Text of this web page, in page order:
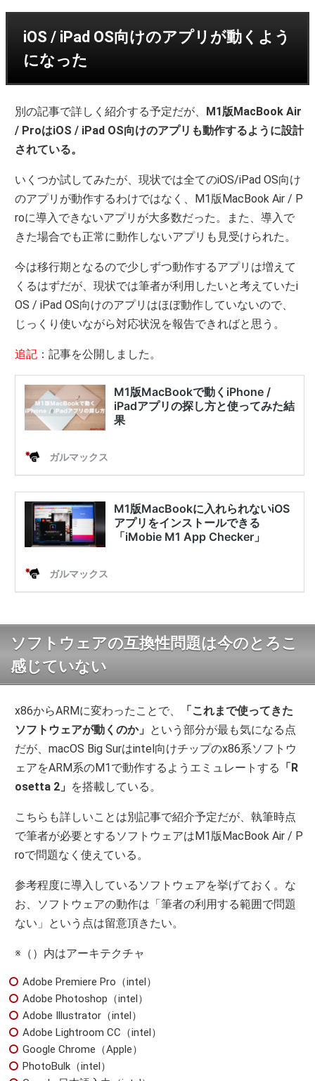
iOS / iPad OS向けのアプリが動くよう
になった
別の記事で詳しく紹介する予定だが、
M1版MacBook Air
/ ProはiOS / iPad OS向けのアプリも動作するように設計
されている。
いくつか試してみたが、現状では全てのiOS/iPad OS向け
のアプリが動作するわけではなく、M1版MacBook Air / P
roに導入できないアプリが大多数だった。また、導入で
きた場合でも正常に動作しないアプリも見受けられた。
今は移行期となるので少しずつ動作するアプリは増えて
くるはずだが、現状では筆者が利用したいと考えていたi
OS / iPad OS向けのアプリはほぼ動作していないので、
じっくり使いながら対応状況を報告できればと思う。
追記 ：記事を公開しました。
ソフトウェアの互換性問題は今のとろこ
感じていない
x86からARMに変わったことで、
「これまで使ってきた
ソフトウェアが動くのか」 という部分が最も気になる点
だが、macOS Big Surはintel向けチップのx86系ソフトウ
ェアをARM系のM1で動作するようエミュレートする 「R
osetta 2」 を搭載している。
こちらも詳しいことは別記事で紹介予定だが、執筆時点
で筆者が必要とするソフトウェアはM1版MacBook Air / P
roで問題なく使えている。
参考程度に導入しているソフトウェアを挙げておく。な
お、ソフトウェアの動作は「筆者の利用する範囲で問題
ない」という点は留意頂きたい。
※（）内はアーキテクチャ
Adobe Premiere Pro（intel）
Adobe Photoshop（intel）
Adobe Illustrator（intel）
Adobe Lightroom CC（intel）
Google Chrome（Apple）
PhotoBulk（intel）